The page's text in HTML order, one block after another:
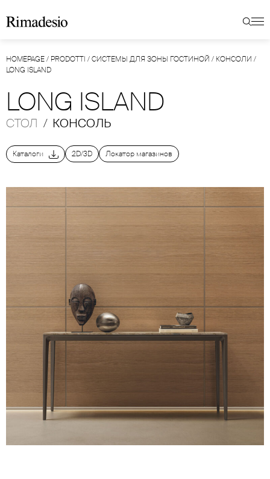
HOMEPAGE/ PRODOTTI /СИСТЕМЫ ДЛЯ ЗОНЫ ГОСТИНОЙ / КОНСОЛИ /
LONG ISLAND
LONG ISLAND
СТОЛ / КОНСОЛЬ
Каталоги 2D/3D Локатор магазинов